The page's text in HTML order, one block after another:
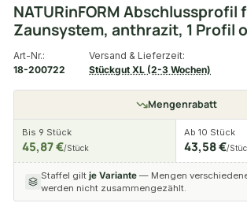
NATURinFORM Abschlussprofil
Zaunsystem, anthrazit, 1 Profil
Art-Nr.:
18-200722
Versand & Lieferzeit:
Stückgut XL (2-3 Wochen)
Mengenrabatt
Bis 9 Stück
45,87 €/Stück
Ab 10 Stück
43,58 €/
Staffel gilt je Variante — Mengen
werden nicht zusammengezählt.